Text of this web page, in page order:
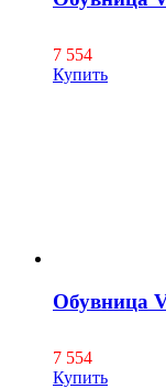
7 554
Купить
Обувница
7 554
Купить